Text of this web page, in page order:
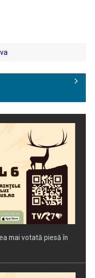
mai votată piesă în
patra cea mai votată